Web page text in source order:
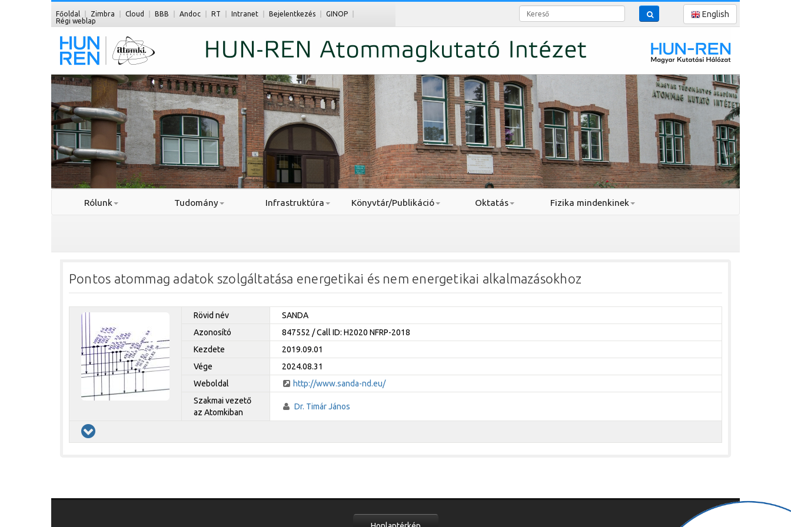
Főoldal Zimbra Cloud BBB Andoc RT Intranet Bejelentkezés
GINOP
Régi weblap
Kereső English
Rólunk Tudomány Infrastruktúra Könyvtár/Publikáció Oktatás Fizika mindenkinek
Pontos atommag adatok szolgáltatása energetikai és nem energetikai alkalmazásokhoz
Rövid név
SANDA
Azonosító
847552 / Call ID: H2020 NFRP-2018
Kezdete
2019.09.01
Vége
2024.08.31
Weboldal
http://www.sanda-nd.eu/
Szakmai vezető
az Atomkiban
Dr. Timár János